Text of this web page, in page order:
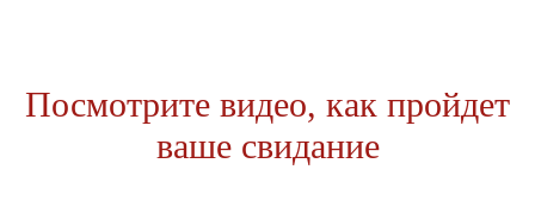
Посмотрите видео, как пройдет
ваше свидание